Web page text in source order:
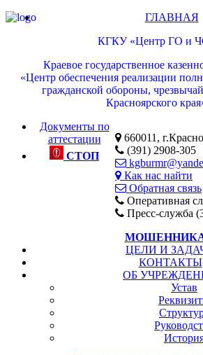
КГКУ «Центр ГО и
Краевое государственное
«Центр обеспечения реализации
гражданской обороны,
Красноярского
660011,
(391) 2908-305
Как нас найти
Обратная связь
Оперативная
Пресс-служба
ГЛАВНАЯ
Документы по
аттестации
СТОП
ЦЕЛИ И
КОНТАКТЫ
ОБ
Устав